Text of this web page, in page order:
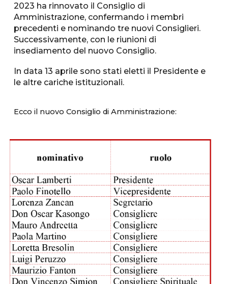
2023 ha rinnovato il Consiglio di
Amministrazione, confermando i membri
precedenti e nominando tre nuovi Consiglieri.
Successivamente, con le riunioni di
insediamento del nuovo Consiglio.
In data 13 aprile sono stati eletti il Presidente e
le altre cariche istituzionali.
Ecco il nuovo Consiglio di Amministrazione: